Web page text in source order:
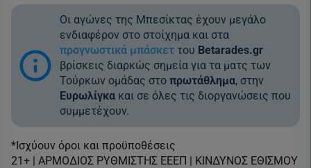
Οι αγώνες της Μπεσίκτας έχουν μεγάλο
ενδιαφέρον στο στοίχημα και στα
προγνωστικά μπάσκετ του Betarades.gr
βρίσκεις διαρκώς σημεία για τα ματς των
Τούρκων ομάδας στο πρωτάθλημα, στην
Ευρωλίγκα και σε όλες τις διοργανώσεις που
συμμετέχουν.
*Ισχύουν όροι και προϋποθέσεις
21+ | ΑΡΜΟΔΙΟΣ ΡΥΘΜΙΣΤΗΣ ΕΕΕΠ | ΚΙΝΔΥΝΟΣ ΕΘΙΣΜΟΥ